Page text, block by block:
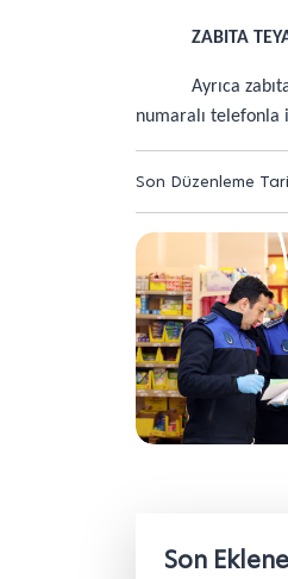
ZABITA
Ayrıca
numaralı telefonla
Son Düzenleme
Son